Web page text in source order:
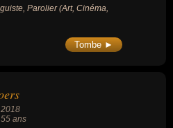
Parolier (Art, Cinéma,
Tombe ►
2018
, 55 ans